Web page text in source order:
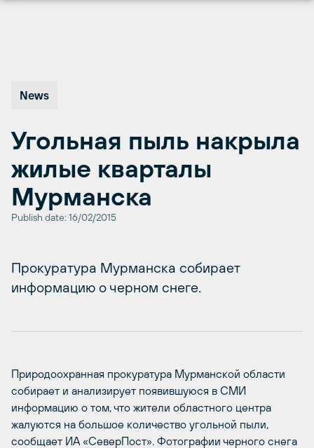
News
Угольная пыль накрыла
жилые кварталы
Мурманска
Publish date: 16/02/2015
Прокуратура Мурманска собирает
информацию о черном снеге.
Природоохранная прокуратура Мурманской области
собирает и анализирует появившуюся в СМИ
информацию о том, что жители областного центра
жалуются на большое количество угольной пыли,
сообщает ИА «СеверПост». Фотографии черного снега